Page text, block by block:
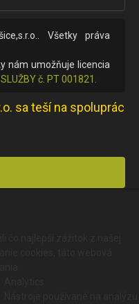
Všetky práva
nám umožňuje licencia
č. PT 001821.
sa teší na spoluprácu.